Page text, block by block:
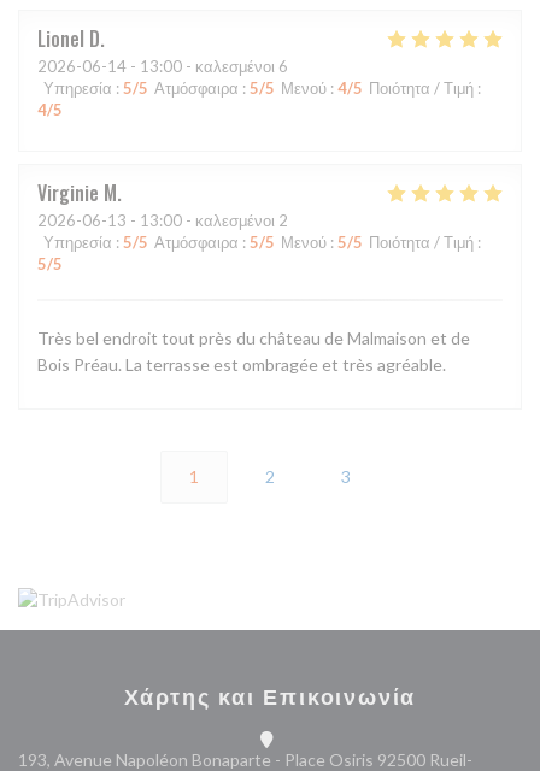
Lionel D
2026-06-14 - 13:00 - καλεσμένοι 6
Υπηρεσία : 5/5 Ατμόσφαιρα : 5/5 Μενού : 4/5 Ποιότητα / Τιμή :
4/5
Virginie M
2026-06-13 - 13:00 - καλεσμένοι 2
Υπηρεσία : 5/5 Ατμόσφαιρα : 5/5 Μενού : 5/5 Ποιότητα / Τιμή :
5/5
Très bel endroit tout près du château de Malmaison et de
Bois Préau. La terrasse est ombragée et très agréable.
1 2 3
Χάρτης και Επικοινωνία
193, Avenue Napoléon Bonaparte - Place Osiris 92500 Rueil-